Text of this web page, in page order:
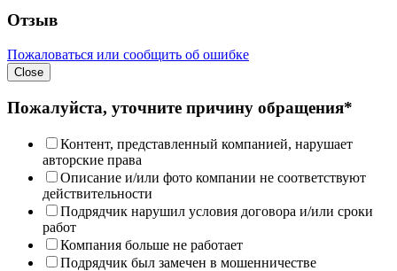
Отзыв
Пожаловаться или сообщить об ошибке
Close
Пожалуйста, уточните причину обращения*
Контент, представленный компанией, нарушает
авторские права
Описание и/или фото компании не соответствуют
действительности
Подрядчик нарушил условия договора и/или сроки
работ
Компания больше не работает
Подрядчик был замечен в мошенничестве